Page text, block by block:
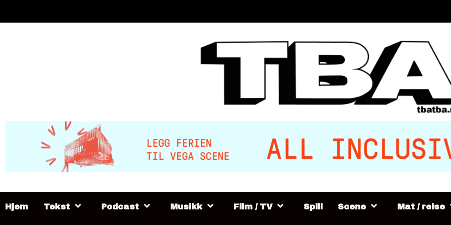
to
Hjem Tekst Podcast Musikk Film / TV Spill Scene Mat / reise